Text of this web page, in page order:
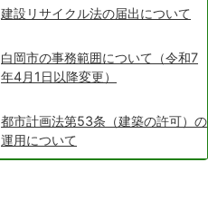
建設リサイクル法の届出について
白岡市の事務範囲について（令和7
年4月1日以降変更）
都市計画法第53条（建築の許可）の
運用について